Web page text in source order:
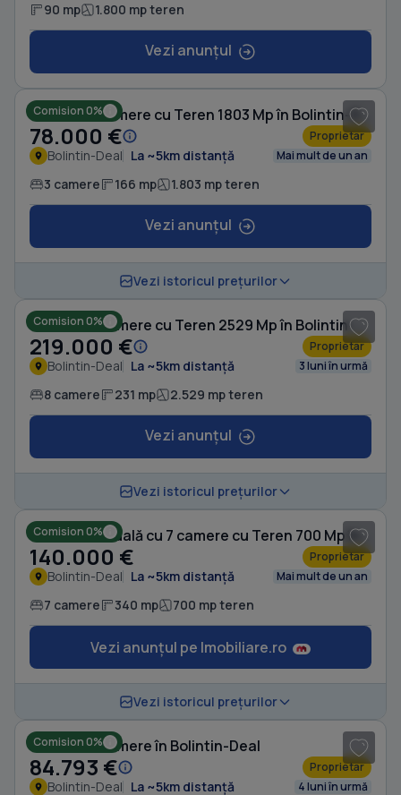
90 mp 1.800 mp teren
Vezi anunțul
Comision 0% Casă cu 3 camere cu Teren 1803 Mp în Bolintin-Deal
78.000 € Proprietar
Bolintin-Deal La ~5km distanță Mai mult de un an
3 camere 166 mp 1.803 mp teren
Vezi anunțul
Vezi istoricul prețurilor
Comision 0% Casă cu 8 camere cu Teren 2529 Mp în Bolintin-Deal
219.000 € Proprietar
Bolintin-Deal La ~5km distanță 3 luni în urmă
8 camere 231 mp 2.529 mp teren
Vezi anunțul
Vezi istoricul prețurilor
Comision 0% Casă individuală cu 7 camere cu Teren 700 Mp în Bolintin-Deal
140.000 € Proprietar
Bolintin-Deal La ~5km distanță Mai mult de un an
7 camere 340 mp 700 mp teren
Vezi anunțul pe Imobiliare.ro
Vezi istoricul prețurilor
Comision 0%
Casă cu 4 camere în Bolintin-Deal
84.793 € Proprietar
Bolintin-Deal La ~5km distanță 4 luni în urmă